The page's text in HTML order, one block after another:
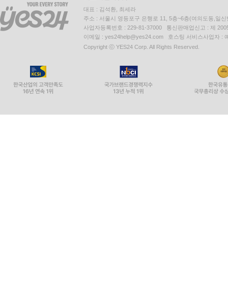
대표 : 김석환, 최세라
주소 : 서울시 영등포구 은행로 11, 5층~6층(여의도동,일신
사업자등록번호 : 229-81-37000 통신판매업신고 : 제
이메일 : yes24help@yes24.com 호스팅 서비스사업자 :
Copyright ⓒ YES24 Corp. All Rights Reserved.